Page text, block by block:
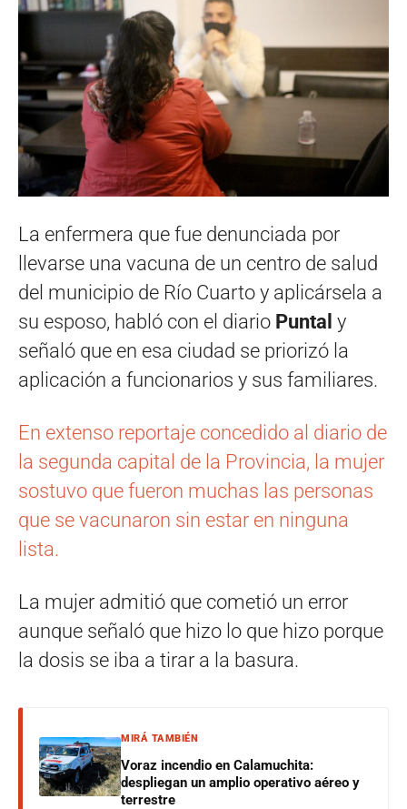
La enfermera que fue denunciada por
llevarse una vacuna de un centro de salud
del municipio de Río Cuarto y aplicársela a
su esposo, habló con el diario Puntal y
señaló que en esa ciudad se priorizó la
aplicación a funcionarios y sus familiares.
En extenso reportaje concedido al diario de
la segunda capital de la Provincia, la mujer
sostuvo que fueron muchas las personas
que se vacunaron sin estar en ninguna
lista.
La mujer admitió que cometió un error
aunque señaló que hizo lo que hizo porque
la dosis se iba a tirar a la basura.
MIRÁ TAMBIÉN
Voraz incendio en Calamuchita:
despliegan un amplio operativo aéreo y
terrestre